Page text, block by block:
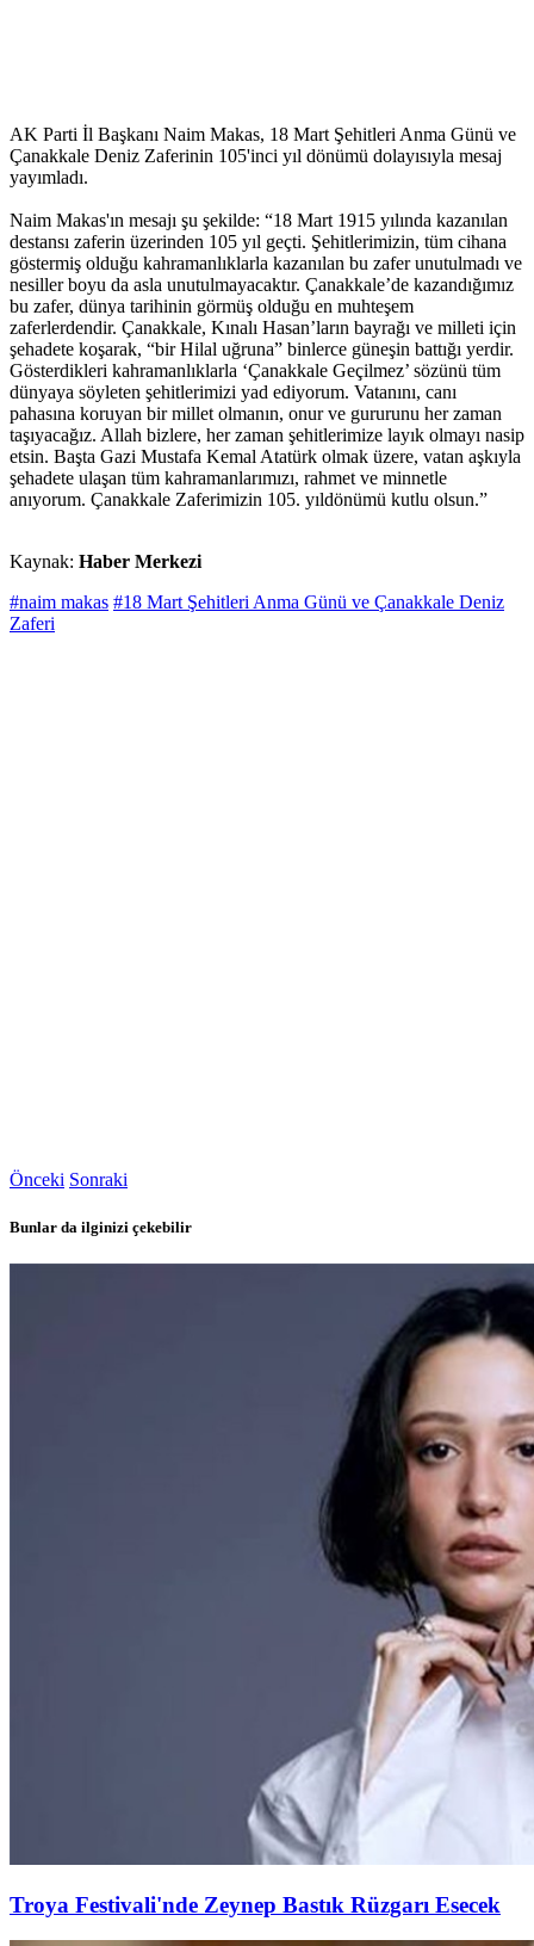
AK Parti İl Başkanı Naim Makas, 18 Mart Şehitleri Anma Günü ve
Çanakkale Deniz Zaferinin 105'inci yıl dönümü dolayısıyla mesaj
yayımladı.
Naim Makas'ın mesajı şu şekilde: “18 Mart 1915 yılında kazanılan
destansı zaferin üzerinden 105 yıl geçti. Şehitlerimizin, tüm cihana
göstermiş olduğu kahramanlıklarla kazanılan bu zafer unutulmadı ve
nesiller boyu da asla unutulmayacaktır. Çanakkale’de kazandığımız
bu zafer, dünya tarihinin görmüş olduğu en muhteşem
zaferlerdendir. Çanakkale, Kınalı Hasan’ların bayrağı ve milleti için
şehadete koşarak, “bir Hilal uğruna” binlerce güneşin battığı yerdir.
Gösterdikleri kahramanlıklarla ‘Çanakkale Geçilmez’ sözünü tüm
dünyaya söyleten şehitlerimizi yad ediyorum. Vatanını, canı
pahasına koruyan bir millet olmanın, onur ve gururunu her zaman
taşıyacağız. Allah bizlere, her zaman şehitlerimize layık olmayı nasip
etsin. Başta Gazi Mustafa Kemal Atatürk olmak üzere, vatan aşkıyla
şehadete ulaşan tüm kahramanlarımızı, rahmet ve minnetle
anıyorum. Çanakkale Zaferimizin 105. yıldönümü kutlu olsun.”
Kaynak: Haber Merkezi
#naim makas #18 Mart Şehitleri Anma Günü ve Çanakkale Deniz
Zaferi
Önceki Sonraki
Bunlar da ilginizi çekebilir
Troya Festivali'nde Zeynep Bastık Rüzgarı Esecek